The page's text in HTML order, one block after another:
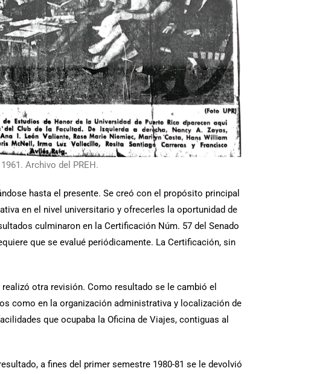
Archivo del PREH.
hasta el presente. Se creó con el propósito principal
en el nivel universitario y ofrecerles la oportunidad de
culminaron en la Certificación Núm. 57 del Senado
que se evalué periódicamente. La Certificación, sin
otra revisión. Como resultado se le cambió el
como en la organización administrativa y localización de
que ocupaba la Oficina de Viajes, contiguas al
a fines del primer semestre 1980-81 se le devolvió